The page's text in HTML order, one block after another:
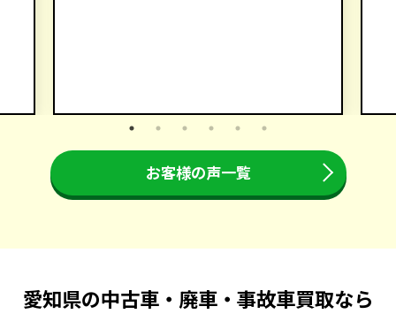
お客様の声一覧
愛知県の中古車・廃車・事故車買取なら